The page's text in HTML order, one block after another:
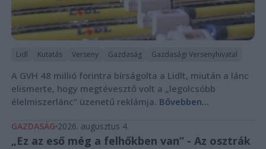
Lidl Kutatás Verseny Gazdaság Gazdasági Versenyhivatal
A GVH 48 millió forintra bírságolta a Lidlt, miután a lánc
elismerte, hogy megtévesztő volt a „legolcsóbb
élelmiszerlánc” üzenetű reklámja. Bővebben...
GAZDASÁG 2026. augusztus 4.
„Ez az eső még a felhőkben van” - Az osztrák